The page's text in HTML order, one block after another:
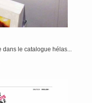
dans le catalogue hélas...